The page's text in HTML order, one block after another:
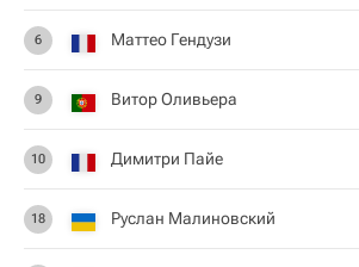
6 Маттео Гендузи
9 Витор Оливьера
10 Димитри Пайе
18 Руслан Малиновский